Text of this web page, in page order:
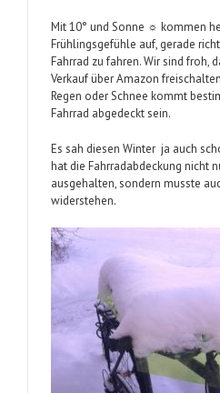
Mit 10° und Sonne ☼ kommen
Frühlingsgefühle auf, gerade
Fahrrad zu fahren. Wir sind froh,
Verkauf über Amazon
Regen oder Schnee kommt
Fahrrad abgedeckt sein.
Es sah diesen Winter ja auch
hat die Fahrradabdeckung nicht
ausgehalten, sondern musste
widerstehen.